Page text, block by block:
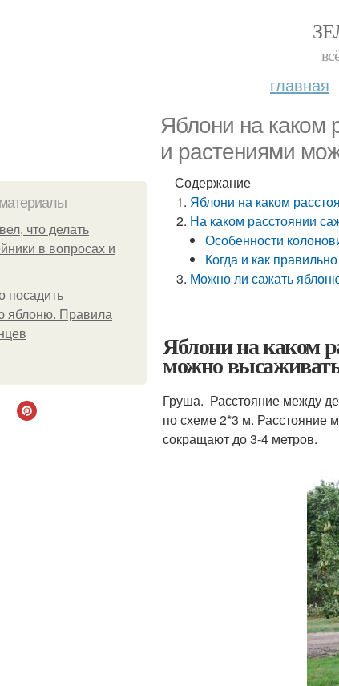
главная
Яблони на каком
и растениями
что делать
в вопросах и
посадить
яблоню. Правила
Содержание
Яблони на каком
На каком расстоянии
Особенности
Когда и как
Можно ли сажать
Яблони на каком
можно
Груша. Расстояние между
по схеме 2*3 м. Расстояние
сокращают до 3-4 метров.